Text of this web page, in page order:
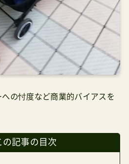
への忖度など商業的バイアスを
の記事の目次